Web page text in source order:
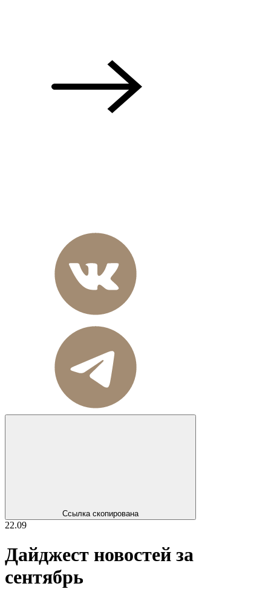
Ссылка скопирована
22.09
Дайджест новостей за
сентябрь